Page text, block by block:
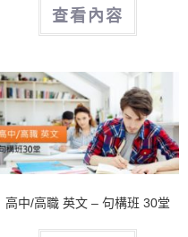
查看內容
高中/高職 英文 – 句構班 30堂